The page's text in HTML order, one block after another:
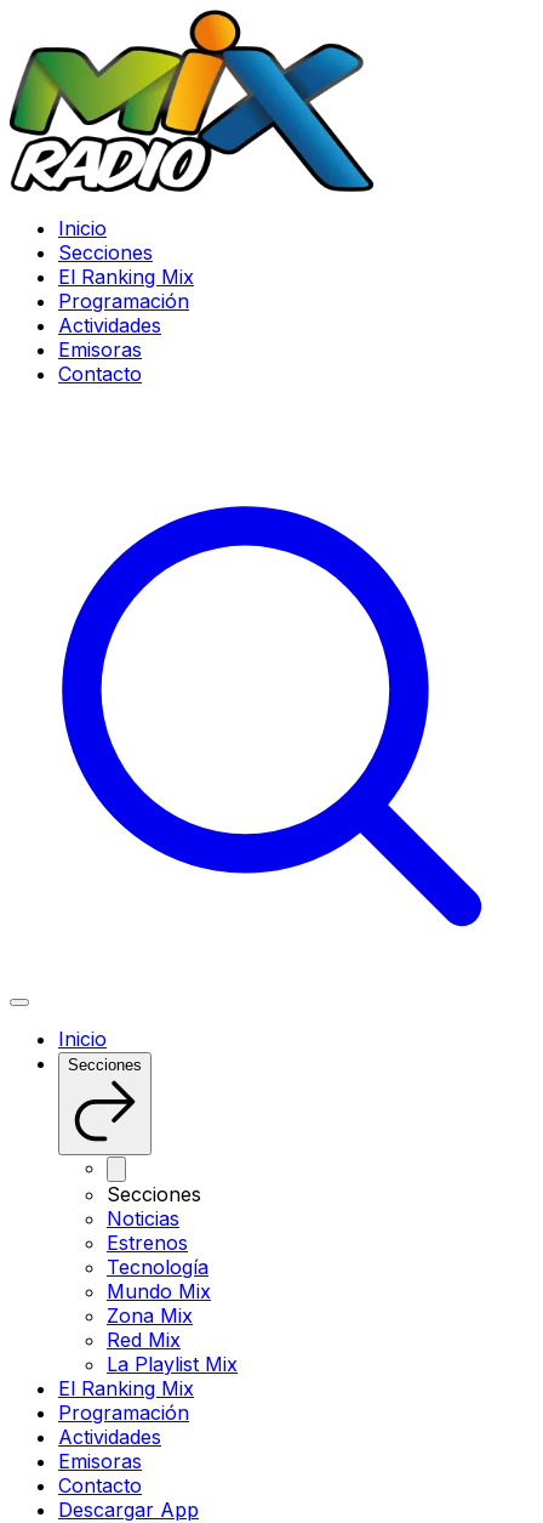
Inicio
Secciones
El Ranking Mix
Programación
Actividades
Emisoras
Contacto
Inicio
Secciones
Secciones
Noticias
Estrenos
Tecnología
Mundo Mix
Zona Mix
Red Mix
La Playlist Mix
El Ranking Mix
Programación
Actividades
Emisoras
Contacto
Descargar App